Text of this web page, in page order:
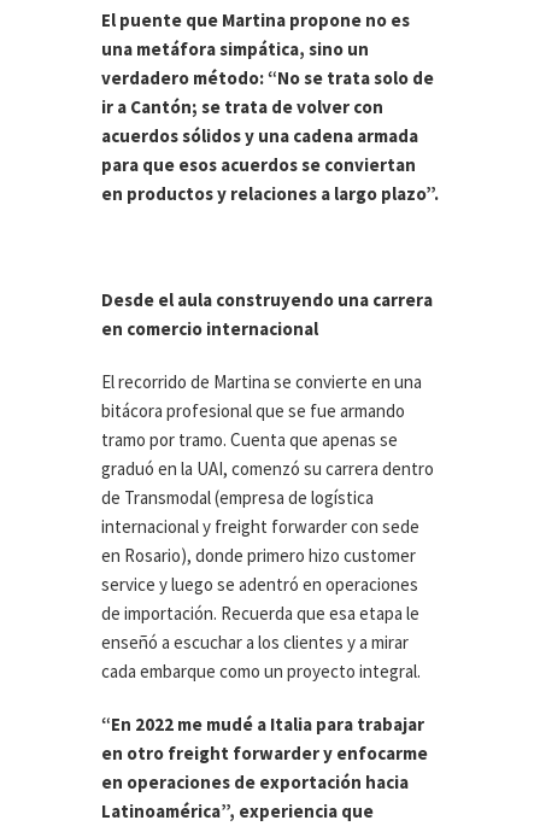
El puente que Martina propone no es
una metáfora simpática, sino un
verdadero método: “No se trata solo de
ir a Cantón; se trata de volver con
acuerdos sólidos y una cadena armada
para que esos acuerdos se conviertan
en productos y relaciones a largo plazo”.
Desde el aula construyendo una carrera
en comercio internacional
El recorrido de Martina se convierte en una
bitácora profesional que se fue armando
tramo por tramo. Cuenta que apenas se
graduó en la UAI, comenzó su carrera dentro
de Transmodal (empresa de logística
internacional y freight forwarder con sede
en Rosario), donde primero hizo customer
service y luego se adentró en operaciones
de importación. Recuerda que esa etapa le
enseñó a escuchar a los clientes y a mirar
cada embarque como un proyecto integral.
“En 2022 me mudé a Italia para trabajar
en otro freight forwarder y enfocarme
en operaciones de exportación hacia
Latinoamérica”, experiencia que